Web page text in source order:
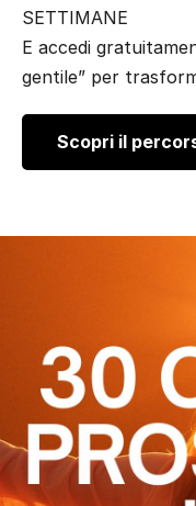
SETTIMANE
E accedi
gentile” per
Scopri il